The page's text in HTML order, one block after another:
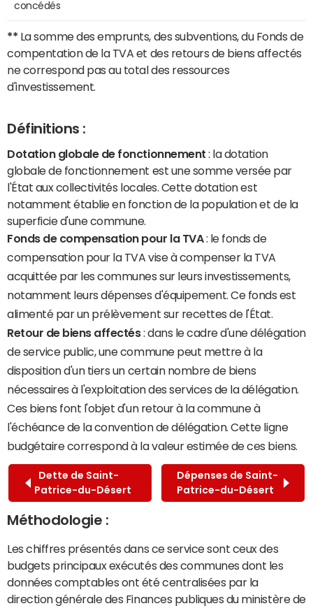
concédés
** La somme des emprunts, des subventions, du Fonds de
compentation de la TVA et des retours de biens affectés
ne correspond pas au total des ressources
d'investissement.
Définitions :
Dotation globale de fonctionnement : la dotation
globale de fonctionnement est une somme versée par
l'État aux collectivités locales. Cette dotation est
notamment établie en fonction de la population et de la
superficie d'une commune.
Fonds de compensation pour la TVA: le fonds de
compensation pour la TVA vise à compenser la TVA
acquittée par les communes sur leurs investissements,
notamment leurs dépenses d'équipement. Ce fonds est
alimenté par un prélèvement sur recettes de l'État.
Retour de biens affectés: dans le cadre d'une délégation
de service public, une commune peut mettre à la
disposition d'un tiers un certain nombre de biens
nécessaires à l'exploitation des services de la délégation.
Ces biens font l'objet d'un retour à la commune à
l'échéance de la convention de délégation. Cette ligne
budgétaire correspond à la valeur estimée de ces biens.
Dette de Saint-
Patrice-du-Désert
Dépenses de Saint-
Patrice-du-Désert
Méthodologie :
Les chiffres présentés dans ce service sont ceux des
budgets principaux exécutés des communes dont les
données comptables ont été centralisées par la
direction générale des Finances publiques du ministère de